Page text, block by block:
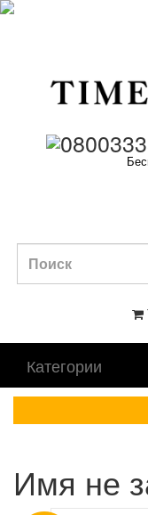
Категории
Имя не